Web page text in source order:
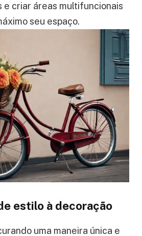
e criar áreas multifuncionais
seu espaço.
estilo à decoração
uma maneira única e